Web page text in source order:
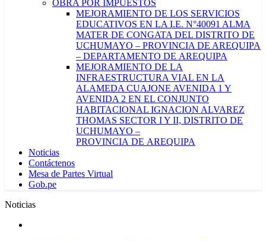
OBRA POR IMPUESTOS
MEJORAMIENTO DE LOS SERVICIOS
EDUCATIVOS EN LA I.E. N°40091 ALMA
MATER DE CONGATA DEL DISTRITO DE
UCHUMAYO – PROVINCIA DE AREQUIPA
– DEPARTAMENTO DE AREQUIPA
MEJORAMIENTO DE LA
INFRAESTRUCTURA VIAL EN LA
ALAMEDA CUAJONE AVENIDA 1 Y
AVENIDA 2 EN EL CONJUNTO
HABITACIONAL IGNACION ALVAREZ
THOMAS SECTOR I Y II, DISTRITO DE
UCHUMAYO –
PROVINCIA DE AREQUIPA
Noticias
Contáctenos
Mesa de Partes Virtual
Gob.pe
Noticias